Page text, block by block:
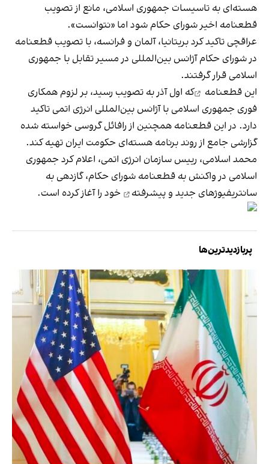
هسته‌ای به تاسیسات جمهوری اسلامی، مانع از تصویب
قطعنامه اخیر شورای حکام شود اما «نتوانست».
عراقچی تاکید کرد بریتانیا، آلمان و فرانسه، با تصویب قطعنامه
در شورای حکام آژانس بین‌المللی در مسیر تقابل با جمهوری
اسلامی قرار گرفتند.
این قطعنامه
که اول آذر به تصویب رسید، بر لزوم همکاری
فوری جمهوری اسلامی با آژانس بین‎‌المللی انرژی اتمی تاکید
دارد. در این قطعنامه همچنین از رافائل گروسی خواسته شده
گزارشی جامع از روند برنامه هسته‌ای حکومت ایران تهیه کند.
محمد اسلامی، رییس سازمان انرژی اتمی، اعلام کرد جمهوری
اسلامی در واکنش به قطعنامه شورای حکام،گازدهی به
سانتریفیوژهای جدید و پیشرفته
خود را آغاز کرده است.
پربازدیدترین‌ها